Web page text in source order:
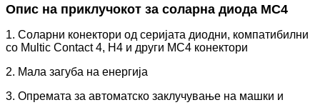
Опис на приклучокот за соларна диода MC4
1. Соларни конектори од серијата диодни, компатибилни
со Multic Contact 4, H4 и други MC4 конектори
2. Мала загуба на енергија
3. Опремата за автоматско заклучување на машки и